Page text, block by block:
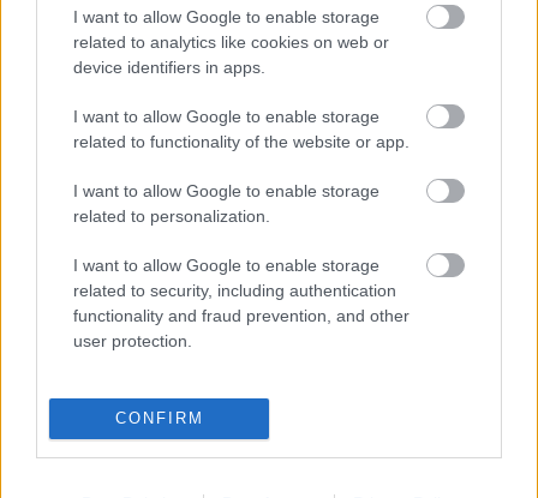
I want to allow Google to enable storage
related to analytics like cookies on web or
device identifiers in apps.
I want to allow Google to enable storage
related to functionality of the website or app.
I want to allow Google to enable storage
related to personalization.
I want to allow Google to enable storage
related to security, including authentication
functionality and fraud prevention, and other
user protection.
CONFIRM
Ķerietzagli! Tracis teātrī un
gaidāmās milžu cīņas. “LA” nedēļas
notikumu apskats
Pēduaprūpētājas slepenā misija
uzņēmēju tūrisma braucieni?
32 fiktīvas misijas par Eiropas un
valsts naudu
pieprasījumu un nodokļu celšanas
bailēs